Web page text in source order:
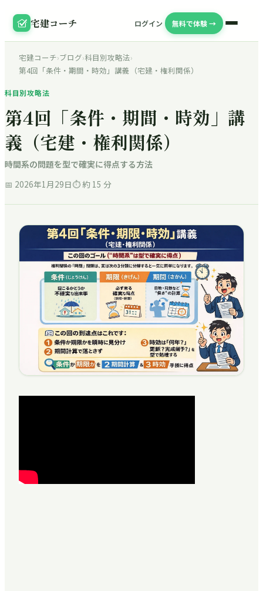
宅建コーチ ログイン 無料で体験 →
宅建コーチ›ブログ›科目別攻略法›
第4回「条件・期間・時効」講義（宅建・権利関係）
科目別攻略法
第4回「条件・期間・時効」講
義（宅建・権利関係）
時間系の問題を型で確実に得点する方法
📅 2026年1月29日⏱ 約 15 分